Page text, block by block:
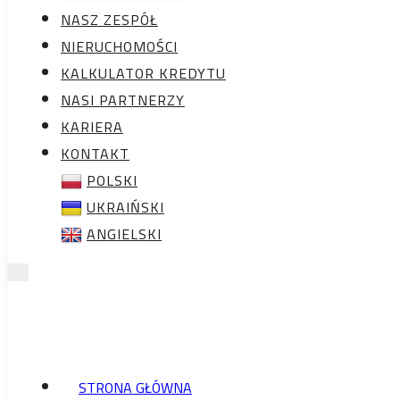
KALKULATOR
KREDYTU
NASI PARTNERZY
KARIERA
KONTAKT
POLSKI
UKRAIŃSKI
ANGIELSKI
NASZ ZESPÓŁ
NASZ ZESPÓŁ
NIERUCHOMOŚCI
KALKULATOR KREDYTU
NASI PARTNERZY
KARIERA
KONTAKT
POLSKI
UKRAIŃSKI
ANGIELSKI
STRONA GŁÓWNA